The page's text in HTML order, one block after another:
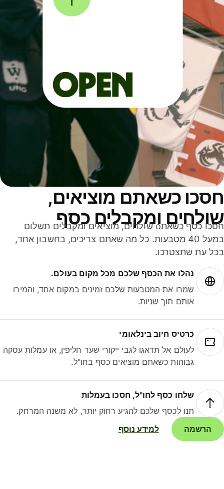
כשאתם מוציאים,
ומקבלים כסף
חסכו כסף כשאתo שולחים, מוציאים ומקבלים תשלום
במעל 40 מטבעות. כל מה שאתם צריכים, בחשבון אחד,
עת שתצטרכו.
נהלו את הכסף שלכם מכל מקום בעולם.
שמרו את המטבעות שלכם זמינים במקום אחד, והמירו
אותם תוך שניות.
כרטיס חיוב בינלאומי
לעולם אל תדאגו לגבי ייקורי שער חליפין, או עמלות עסקה
גבוהות כשאתם מוציאים כסף בחו"ל.
שלחו כסף לחו"ל, חסכו בעמלות
תנו לכסף שלכם להגיע רחוק יותר, לא משנה המרחק.
הרשמה
למידע נוסף